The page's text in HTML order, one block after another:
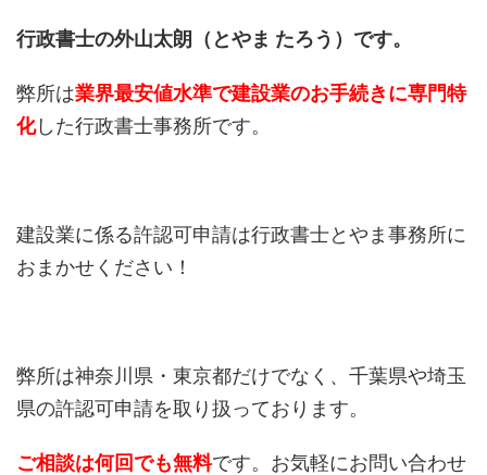
行政書士の外山太朗（とやま たろう）です。
弊所は業界最安値水準で建設業のお手続きに専門特
化した行政書士事務所です。
建設業に係る許認可申請は行政書士とやま事務所に
おまかせください！
弊所は神奈川県・東京都だけでなく、千葉県や埼玉
県の許認可申請を取り扱っております。
ご相談は何回でも無料です。お気軽にお問い合わせ